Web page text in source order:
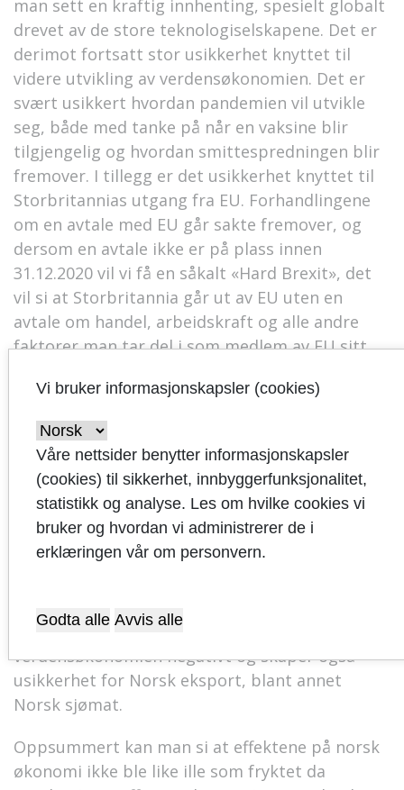
man sett en kraftig innhenting, spesielt globalt
drevet av de store teknologiselskapene. Det er
derimot fortsatt stor usikkerhet knyttet til
videre utvikling av verdensøkonomien. Det er
svært usikkert hvordan pandemien vil utvikle
seg, både med tanke på når en vaksine blir
tilgjengelig og hvordan smittespredningen blir
fremover. I tillegg er det usikkerhet knyttet til
Storbritannias utgang fra EU. Forhandlingene
om en avtale med EU går sakte fremover, og
dersom en avtale ikke er på plass innen
31.12.2020 vil vi få en såkalt «Hard Brexit», det
vil si at Storbritannia går ut av EU uten en
avtale om handel, arbeidskraft og alle andre
faktorer man tar del i som medlem av EU sitt
spesielt for britisk økonomi, men det bidrar
også til en generell usikkerhet i den
internasjonale økonomien, inkludert
aksjemarkedene.
Valget i USA er også et usikkerhetsmoment.
Den generelle ustabiliteten man har sett i
landet i den siste tiden kan forverres avhengig
handelskrigen med Kina. Dette vil kunne påvirke
verdensøkonomien negativt og skaper også
usikkerhet for Norsk eksport, blant annet
Norsk sjømat.
Oppsummert kan man si at effektene på norsk
økonomi ikke ble like ille som fryktet da
Vi bruker informasjonskapsler (cookies)
Våre nettsider benytter informasjonskapsler
(cookies) til sikkerhet, innbyggerfunksjonalitet,
statistikk og analyse. Les om hvilke cookies vi
bruker og hvordan vi administrerer de i
erklæringen vår om personvern.
Godta alle Avvis alle